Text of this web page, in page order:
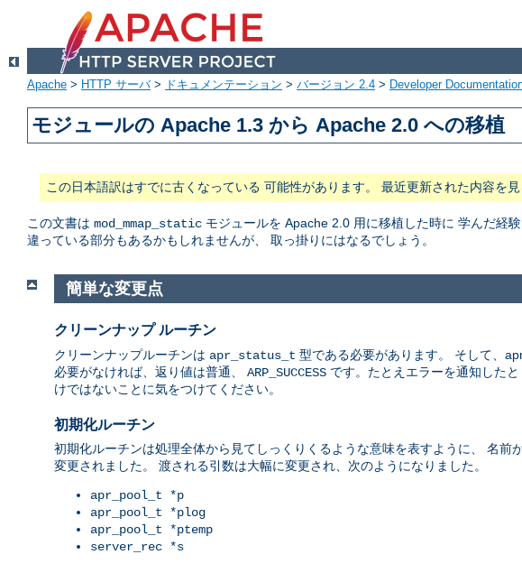
Apache > HTTP サーバ> ドキュメンテーション > バージョン 2.4 > Developer
モジュールの Apache 1.3 から Apache 2.0 への移植
この日本語訳はすでに古くなっている 可能性があります。 最近更新された内容を見
この文書は mod_mmap_static モジュールを Apache 2.0 用に移植した時に 学んだ経
違っている部分もあるかもしれませんが、 取っ掛りにはなるでしょう。
簡単な変更点
クリーンナップ ルーチン
クリーンナップルーチンは apr_status_t 型である必要があります。 そして、
必要がなければ、返り値は普通、 ARP_SUCCESS です。たとえエラーを通知した
けではないことに気をつけてください。
初期化ルーチン
初期化ルーチンは処理全体から見てしっくりくるような意味を表すように、 名前
変更されました。 渡される引数は大幅に変更され、次のようになりました。
apr_pool_t *p
apr_pool_t *plog
apr_pool_t *ptemp
server_rec *s